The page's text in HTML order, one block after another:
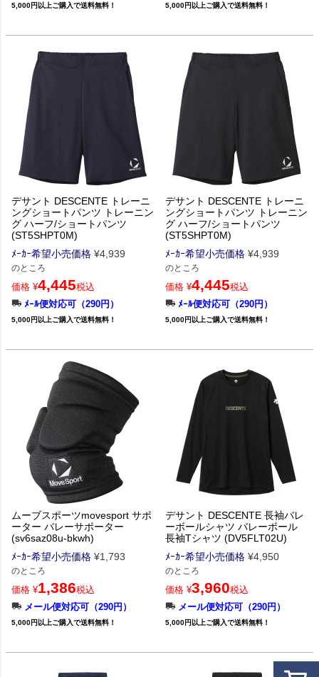
5,000円以上ご購入で送料無料！ 5,000円以上ご購入で送料無料！
デサント DESCENTE トレーニ
ングショートパンツ トレーニン
グ ハーフ/ショートパンツ
(ST5SHPT0M)
ﾒｰｶｰ希望小売価格 ¥4,939
のところ
価格 ¥4,445税込
ﾒｰﾙ便対応可（290円）
5,000円以上ご購入で送料無料！
デサント DESCENTE トレーニ
ングショートパンツ トレーニン
グ ハーフ/ショートパンツ
(ST5SHPT0M)
ﾒｰｶｰ希望小売価格 ¥4,939
のところ
価格 ¥4,445税込
ﾒｰﾙ便対応可（290円）
5,000円以上ご購入で送料無料！
ムーブスポーツmovesport サポ
ーター バレーサポーター
(sv6saz08u-bkwh)
ﾒｰｶｰ希望小売価格 ¥1,793
のところ
価格 ¥1,386税込
メール便対応可（290円）
5,000円以上ご購入で送料無料！
デサント DESCENTE 長袖バレ
ーボールシャツ バレーボール
長袖Tシャツ (DV5FLT02U)
ﾒｰｶｰ希望小売価格 ¥4,950
のところ
価格 ¥3,960税込
メール便対応可（290円）
5,000円以上ご購入で送料無料！